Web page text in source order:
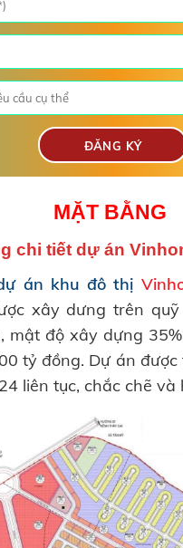
MẶT BẰNG
chi tiết dự án
án khu đô thị
xây dưng trên
mật độ xây dựng
tỷ đồng. Dự án
liên tục, chắc chẽ và